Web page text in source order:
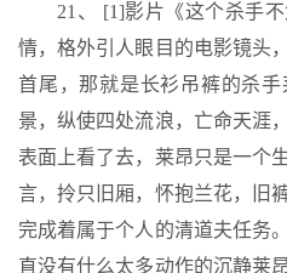
21、 [1]影片《这个杀手
情，格外引人眼目的电影镜头
首尾，那就是长衫吊裤的杀
景，纵使四处流浪，亡命天涯
表面上看了去，莱昂只是一个
言，拎只旧厢，怀抱兰花，旧
完成着属于个人的清道夫任务
直没有什么太多动作的沉静莱